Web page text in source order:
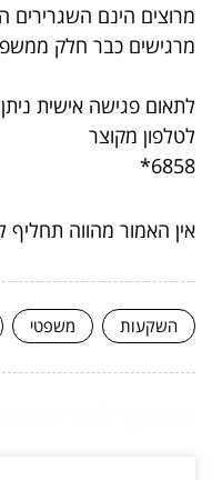
מרוצים הינם השגרירים
מרגישים כבר חלק
6858*
אין האמור מהווה תחליף
השקעות משפטי